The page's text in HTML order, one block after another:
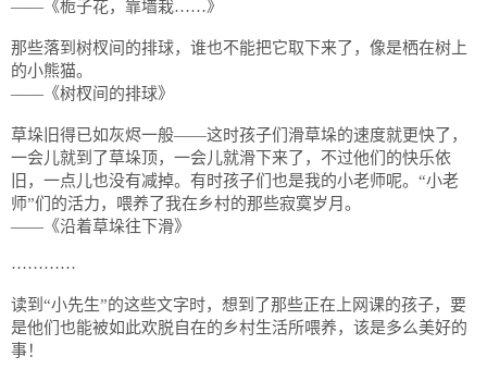
——《栀子花，靠墙栽……》
那些落到树杈间的排球，谁也不能把它取下来了，像是栖在树上
的小熊猫。
——《树杈间的排球》
草垛旧得已如灰烬一般——这时孩子们滑草垛的速度就更快了，
一会儿就到了草垛顶，一会儿就滑下来了，不过他们的快乐依
旧，一点儿也没有减掉。有时孩子们也是我的小老师呢。“小老
师”们的活力，喂养了我在乡村的那些寂寞岁月。
——《沿着草垛往下滑》
…………
读到“小先生”的这些文字时，想到了那些正在上网课的孩子，要
是他们也能被如此欢脱自在的乡村生活所喂养，该是多么美好的
事！